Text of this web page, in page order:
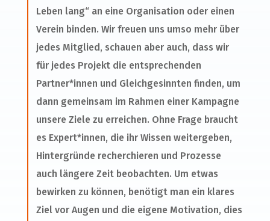
Leben lang“ an eine Organisation oder einen
Verein binden. Wir freuen uns umso mehr über
jedes Mitglied, schauen aber auch, dass wir
für jedes Projekt die entsprechenden
Partner*innen und Gleichgesinnten finden, um
dann gemeinsam im Rahmen einer Kampagne
unsere Ziele zu erreichen. Ohne Frage braucht
es Expert*innen, die ihr Wissen weitergeben,
Hintergründe recherchieren und Prozesse
auch längere Zeit beobachten. Um etwas
bewirken zu können, benötigt man ein klares
Ziel vor Augen und die eigene Motivation, dies